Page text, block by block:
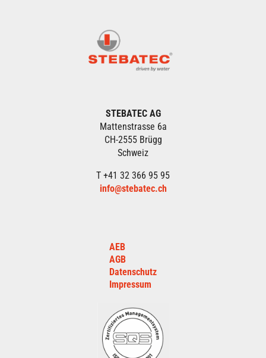
STEBATEC AG
Mattenstrasse 6a
CH-2555 Brügg
Schweiz
T +41 32 366 95 95
info@stebatec.ch
AEB
AGB
Datenschutz
Impressum